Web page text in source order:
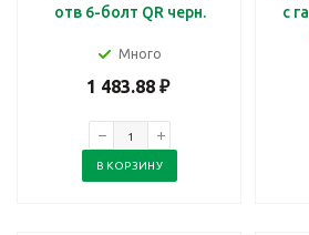
отв 6-болт QR черн.
Много
1 483.88₽
В КОРЗИНУ
с